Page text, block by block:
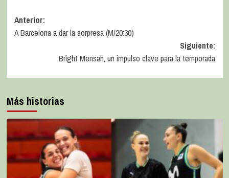
Anterior:
A Barcelona a dar la sorpresa (M/20:30)
Siguiente:
Bright Mensah, un impulso clave para la temporada
Más historias